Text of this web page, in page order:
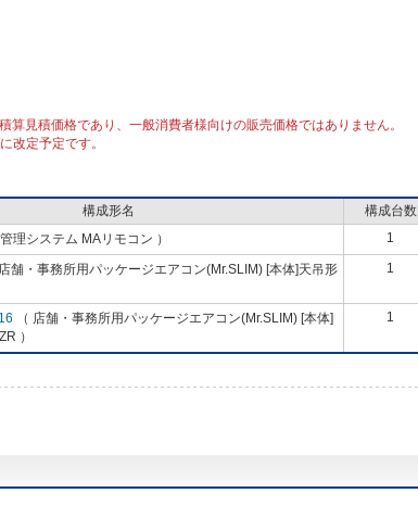
見積価格であり、一般消費者様向けの販売価格ではありません。
改定予定です。
構成形名
構成台数
理システム MAリモコン ） 1
舗・事務所用パッケージエアコン(Mr.SLIM) [本体]天吊形
1
（ 店舗・事務所用パッケージエアコン(Mr.SLIM) [本体]
）
1